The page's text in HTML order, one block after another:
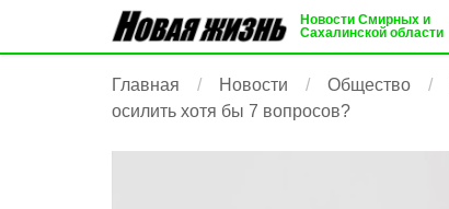
Новости Смирных и
Сахалинской области
Главная Новости Общество
осилить хотя бы 7 вопросов?